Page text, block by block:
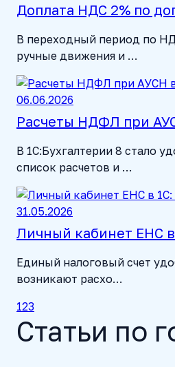
Доплата НДС 2% по
В переходный период по
ручные движения и …
06.06.2026
Расчеты НДФЛ при
В 1С:Бухгалтерии 8 стало
список расчетов и …
31.05.2026
Личный кабинет ЕНС
Единый налоговый счет
возникают расхо…
123
Статьи по